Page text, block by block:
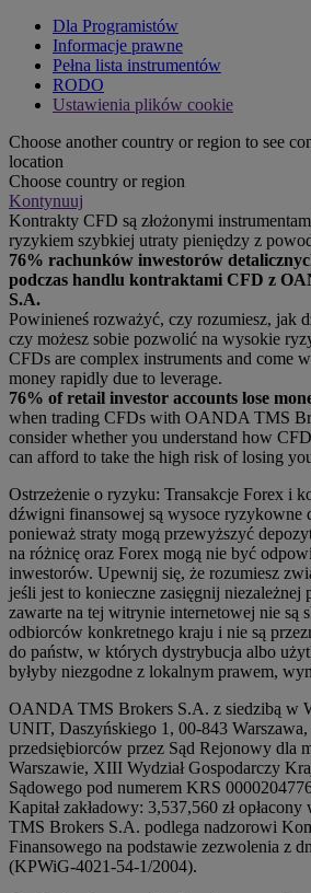
Dla Programistów
Informacje prawne
Pełna lista instrumentów
RODO
Ustawienia plików cookie
Choose another country or region to see
location
Choose country or region
Kontynuuj
Kontrakty CFD są złożonymi
ryzykiem szybkiej utraty pieniędzy z
76% rachunków inwestorów
podczas handlu kontraktami CFD z
S.A.
Powinieneś rozważyć, czy rozumiesz, jak
czy możesz sobie pozwolić na wysokie
CFDs are complex instruments and come
money rapidly due to leverage.
76% of retail investor accounts lose
when trading CFDs with OANDA TMS
consider whether you understand how
can afford to take the high risk of losing
Ostrzeżenie o ryzyku: Transakcje Forex i
dźwigni finansowej są wysoce ryzykowne
ponieważ straty mogą przewyższyć
na różnicę oraz Forex mogą nie być
inwestorów. Upewnij się, że rozumiesz
jeśli jest to konieczne zasięgnij niezależnej
zawarte na tej witrynie internetowej nie są
odbiorców konkretnego kraju i nie są
do państw, w których dystrybucja albo
byłyby niezgodne z lokalnym prawem,
OANDA TMS Brokers S.A. z siedzibą w
UNIT, Daszyńskiego 1, 00-843 Warszawa,
przedsiębiorców przez Sąd Rejonowy dla
Warszawie, XIII Wydział Gospodarczy
Sądowego pod numerem KRS
Kapitał zakładowy: 3,537,560 zł
TMS Brokers S.A. podlega nadzorowi
Finansowego na podstawie zezwolenia z
(KPWiG-4021-54-1/2004).